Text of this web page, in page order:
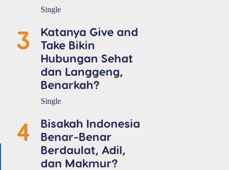
Single
3
Katanya Give and
Take Bikin
Hubungan Sehat
dan Langgeng,
Benarkah?
Single
4
Bisakah Indonesia
Benar-Benar
Berdaulat, Adil,
dan Makmur?